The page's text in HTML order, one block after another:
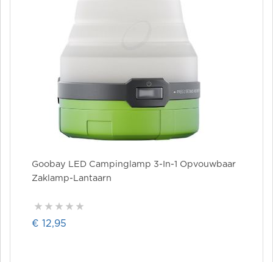
Goobay LED Campinglamp 3-In-1 Opvouwbaar
Zaklamp-Lantaarn
€ 12,95